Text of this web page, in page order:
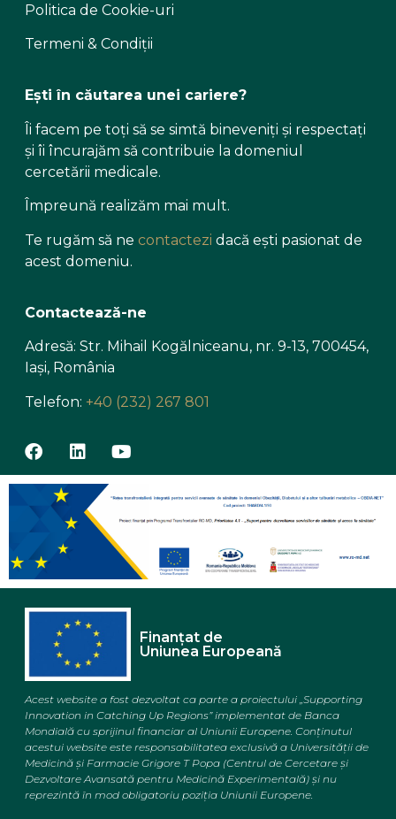
Politica de Cookie-uri
Termeni & Condiții
Ești în căutarea unei cariere?
Îi facem pe toți să se simtă bineveniți și respectați
și îi încurajăm să contribuie la domeniul
cercetării medicale.
Împreună realizăm mai mult.
Te rugăm să ne contactezi dacă ești pasionat de
acest domeniu.
Contactează-ne
Adresă: Str. Mihail Kogălniceanu, nr. 9-13, 700454,
Iași, România
Telefon: +40 (232) 267 801
Finanțat de
Uniunea Europeană
Acest website a fost dezvoltat ca parte a proiectului „Supporting
Innovation in Catching Up Regions” implementat de Banca
Mondială cu sprijinul financiar al Uniunii Europene. Conținutul
acestui website este responsabilitatea exclusivă a Universității de
Medicină și Farmacie Grigore T Popa (Centrul de Cercetare și
Dezvoltare Avansată pentru Medicină Experimentală)și nu
reprezintă în mod obligatoriu poziția Uniunii Europene.